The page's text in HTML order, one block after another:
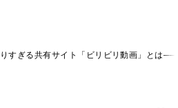
りすぎる共有サイト「ビリビリ動画」とは